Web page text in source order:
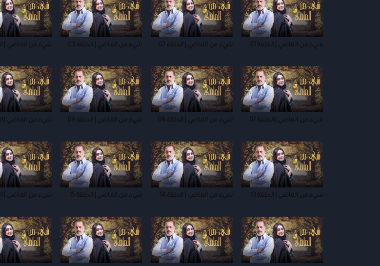
شيء من الماضي | الحلقة 01 شيء من الماضي | الحلقة 02 شيء من الماضي | الحلقة 03 شيء من الماضي |
شيء من الماضي | الحلقة 07 شيء من الماضي | الحلقة 08 شيء من الماضي | الحلقة 09 شيء من الماضي |
شيء من الماضي | الحلقة 13 شيء من الماضي | الحلقة 14 شيء من الماضي | الحلقة 15 شيء من الماضي |